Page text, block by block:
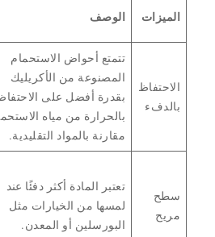
الميزات الوصف
الاحتفاظ
بالدفء
تتمتع أحواض الاستحمام
المصنوعة من الأكريليك
بقدرة أفضل على
بالحرارة من مياه
مقارنة بالمواد التقليدية.
سطح
مريح
تعتبر المادة أكثر دفئًا عند
لمسها من الخيارات مثل
البورسلين أو المعدن.